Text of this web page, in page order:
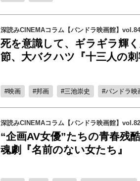
深読みCINEMAコラム【パンドラ映画館】vol.84
死を意識して、ギラギラ輝
節、大バクハツ『十三人の刺
映画 邦画 三池崇史 パンドラ映
深読みCINEMAコラム【パンドラ映画館】vol.82
“企画AV女優”たちの青春残
魂劇『名前のない女たち』